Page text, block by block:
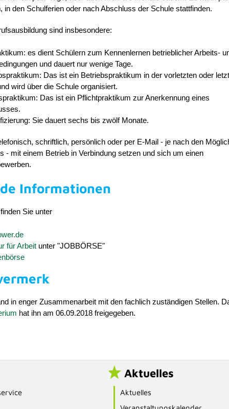
in den Schulferien oder nach Abschluss der Schule stattfinden.
sind insbesondere:
es dient Schülern zum Kennenlernen betrieblicher Arbeits-
und dauert nur wenige Tage.
Das ist ein Betriebspraktikum in der vorletzten oder
wird über die Schule organisiert.
Das ist ein Pflichtpraktikum zur Anerkennung eines
Sie dauert sechs bis zwölf Monate.
schriftlich, persönlich oder per E-Mail - je nach den
- mit einem Betrieb in Verbindung setzen und sich um einen
Informationen
Sie unter
für Arbeit unter "JOBBÖRSE"
in enger Zusammenarbeit mit den fachlich zuständigen Stellen.
hat ihn am 06.09.2018 freigegeben.
Aktuelles
Aktuelles